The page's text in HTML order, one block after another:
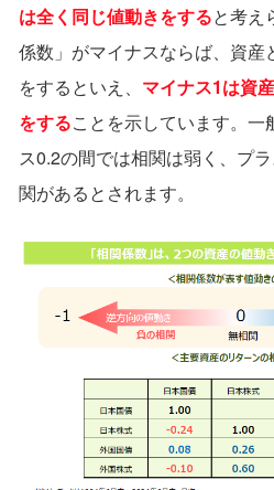
は全く同じ値動きをすると考え
係数」がマイナスならば、資産
をするといえ、 マイナス1は資
をすることを⽰しています。
ス0.2の間では相関は弱く、プ
関があるとされます。